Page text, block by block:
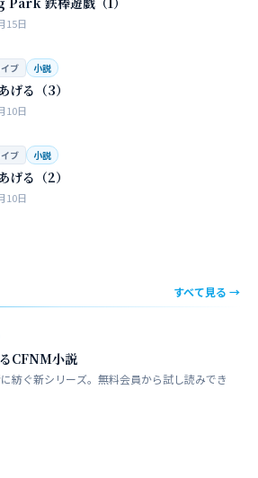
15日
ブ 小説
げる（3）
10日
ブ 小説
げる（2）
10日
すべて見る →
CFNM小説
紡ぐ新シリーズ。無料会員から試し読みでき